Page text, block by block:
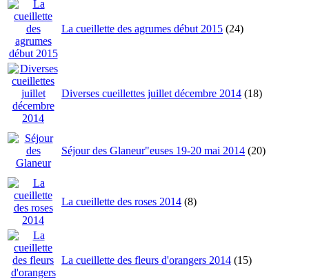
La cueillette des agrumes début 2015 (24)
Diverses cueillettes juillet décembre 2014 (18)
Séjour des Glaneur"euses 19-20 mai 2014 (20)
La cueillette des roses 2014 (8)
La cueillette des fleurs d'orangers 2014 (15)